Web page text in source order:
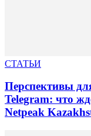
СТАТЬИ
Перспективы
Telegram: что
Netpeak